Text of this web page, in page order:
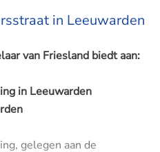
in Leeuwarden
van Friesland biedt aan:
in Leeuwarden
gelegen aan de